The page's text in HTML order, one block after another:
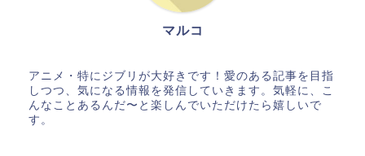
マルコ
アニメ・特にジブリが大好きです！愛のある記事を目指
しつつ、気になる情報を発信していきます。気軽に、こ
んなことあるんだ〜と楽しんでいただけたら嬉しいで
す。